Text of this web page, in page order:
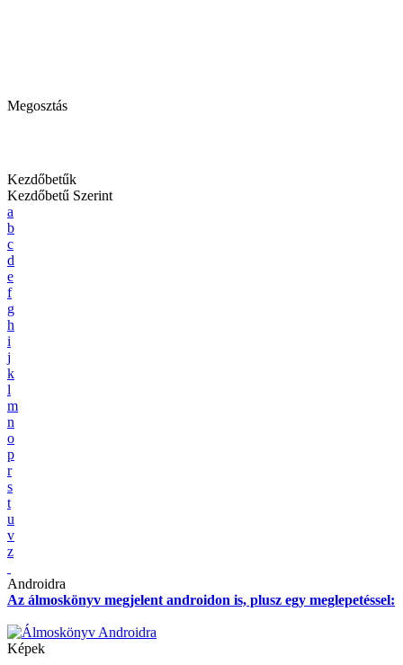
Megosztás
Kezdőbetűk
Kezdőbetű Szerint
a
b
c
d
e
f
g
h
i
j
k
l
m
n
o
p
r
s
t
u
v
z
Androidra
Az álmoskönyv megjelent androidon is, plusz egy meglepetéssel:
Képek